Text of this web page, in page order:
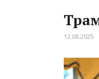
12.08.2025